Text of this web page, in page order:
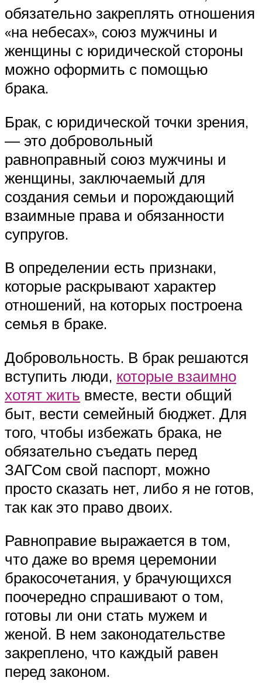
обязательно закреплять отношения
«на небесах», союз мужчины и
женщины с юридической стороны
можно оформить с помощью
брака.
Брак, с юридической точки зрения,
— это добровольный
равноправный союз мужчины и
женщины, заключаемый для
создания семьи и порождающий
взаимные права и обязанности
супругов.
В определении есть признаки,
которые раскрывают характер
отношений, на которых построена
семья в браке.
Добровольность. В брак решаются
вступить люди, которые взаимно
хотят жить вместе, вести общий
быт, вести семейный бюджет. Для
того, чтобы избежать брака, не
обязательно съедать перед
ЗАГСом свой паспорт, можно
просто сказать нет, либо я не готов,
так как это право двоих.
Равноправие выражается в том,
что даже во время церемонии
бракосочетания, у брачующихся
поочередно спрашивают о том,
готовы ли они стать мужем и
женой. В нем законодательстве
закреплено, что каждый равен
перед законом.